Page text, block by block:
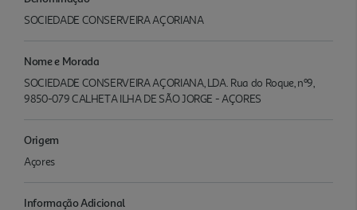
SOCIEDADE CONSERVEIRA AÇORIANA
Nome e Morada
SOCIEDADE CONSERVEIRA AÇORIANA, LDA. Rua do Roque, nº9,
9850-079 CALHETA ILHA DE SÃO JORGE - AÇORES
Origem
Açores
Informação Adicional